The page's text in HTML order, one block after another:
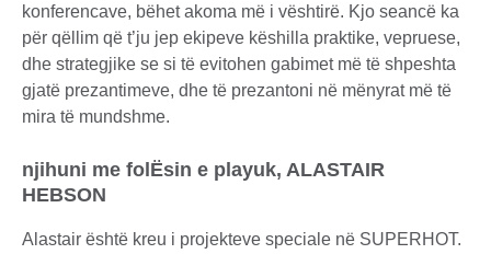
konferencave, bëhet akoma më i vështirë. Kjo seancë ka
për qëllim që t’ju jep ekipeve këshilla praktike, vepruese,
dhe strategjike se si të evitohen gabimet më të shpeshta
gjatë prezantimeve, dhe të prezantoni në mënyrat më të
mira të mundshme.
njihuni me folËsin e playuk, ALASTAIR
HEBSON
Alastair është kreu i projekteve speciale në SUPERHOT.